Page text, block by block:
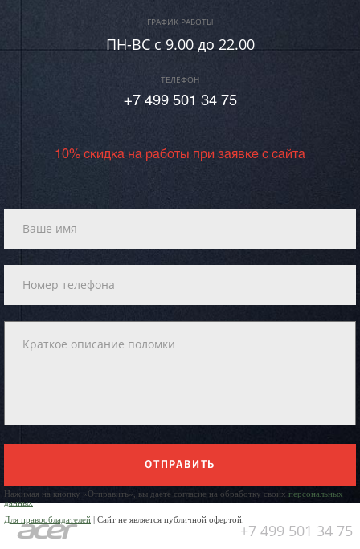
ГРАФИК РАБОТЫ
ПН-ВC c 9.00 до 22.00
ТЕЛЕФОН
+7 499 501 34 75
10% скидка на работы при заявке с сайта
ОТПРАВИТЬ
Нажимая на кнопку «Отправить», вы даете согласие на обработку своих персональных
данных
Для правообладателей | Сайт не является публичной офертой.
+7 499 501 34 75